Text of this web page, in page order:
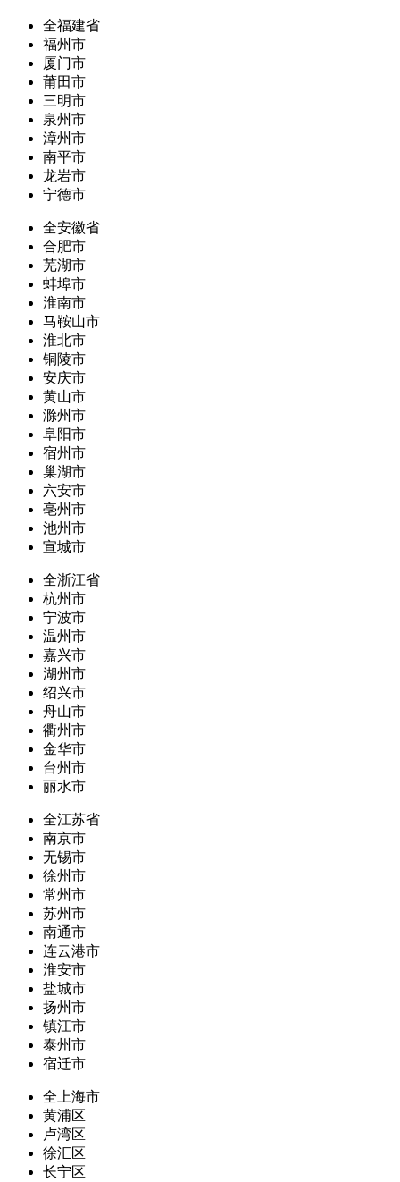
全福建省
福州市
厦门市
莆田市
三明市
泉州市
漳州市
南平市
龙岩市
宁德市
全安徽省
合肥市
芜湖市
蚌埠市
淮南市
马鞍山市
淮北市
铜陵市
安庆市
黄山市
滁州市
阜阳市
宿州市
巢湖市
六安市
亳州市
池州市
宣城市
全浙江省
杭州市
宁波市
温州市
嘉兴市
湖州市
绍兴市
舟山市
衢州市
金华市
台州市
丽水市
全江苏省
南京市
无锡市
徐州市
常州市
苏州市
南通市
连云港市
淮安市
盐城市
扬州市
镇江市
泰州市
宿迁市
全上海市
黄浦区
卢湾区
徐汇区
长宁区